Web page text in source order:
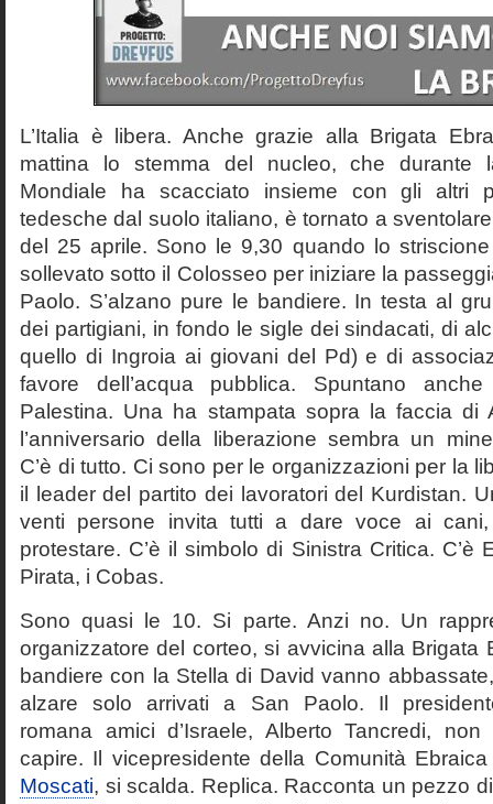
L’Italia è libera. Anche grazie alla Brigata
mattina lo stemma del nucleo, che durante
Mondiale ha scacciato insieme con gli altri
tedesche dal suolo italiano, è tornato a
del 25 aprile. Sono le 9,30 quando lo
sollevato sotto il Colosseo per iniziare la
Paolo. S’alzano pure le bandiere. In testa al
dei partigiani, in fondo le sigle dei sindacati, di
quello di Ingroia ai giovani del Pd) e di
favore dell’acqua pubblica. Spuntano
Palestina. Una ha stampata sopra la faccia di
l’anniversario della liberazione sembra un
C’è di tutto. Ci sono per le organizzazioni per la
il leader del partito dei lavoratori del Kurdistan.
venti persone invita tutti a dare voce ai
protestare. C’è il simbolo di Sinistra Critica. C’è
Pirata, i Cobas.
Sono quasi le 10. Si parte. Anzi no. Un
organizzatore del corteo, si avvicina alla Brigata
bandiere con la Stella di David vanno
alzare solo arrivati a San Paolo. Il
romana amici d’Israele, Alberto Tancredi,
capire. Il vicepresidente della Comunità
Moscati, si scalda. Replica. Racconta un pezzo